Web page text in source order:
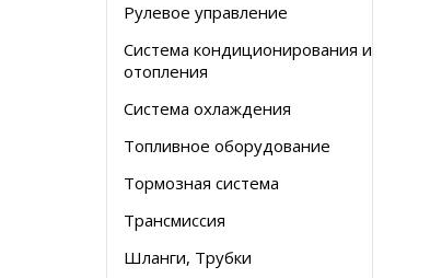
Рулевое управление
Система кондиционирования и
отопления
Система охлаждения
Топливное оборудование
Тормозная система
Трансмиссия
Шланги, Трубки